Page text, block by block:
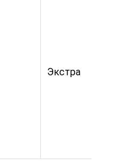
Экстра